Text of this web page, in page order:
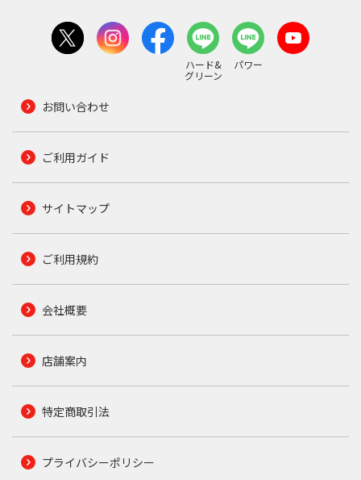
ハード&
グリーン
パワー
お問い合わせ
ご利用ガイド
サイトマップ
ご利用規約
会社概要
店舗案内
特定商取引法
プライバシーポリシー